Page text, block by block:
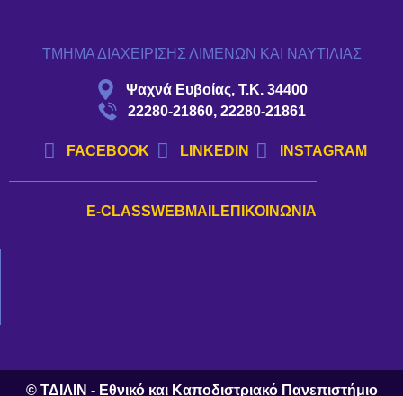
ΤΜΗΜΑ ΔΙΑΧΕΙΡΙΣΗΣ ΛΙΜΕΝΩΝ ΚΑΙ ΝΑΥΤΙΛΙΑΣ
Ψαχνά Ευβοίας, Τ.Κ. 34400
22280-21860, 22280-21861
FACEBOOK LINKEDIN INSTAGRAM
E-CLASSWEBMAILΕΠΙΚΟΙΝΩΝΊΑ
© ΤΔΙΛΙΝ - Εθνικό και Καποδιστριακό Πανεπιστήμιο